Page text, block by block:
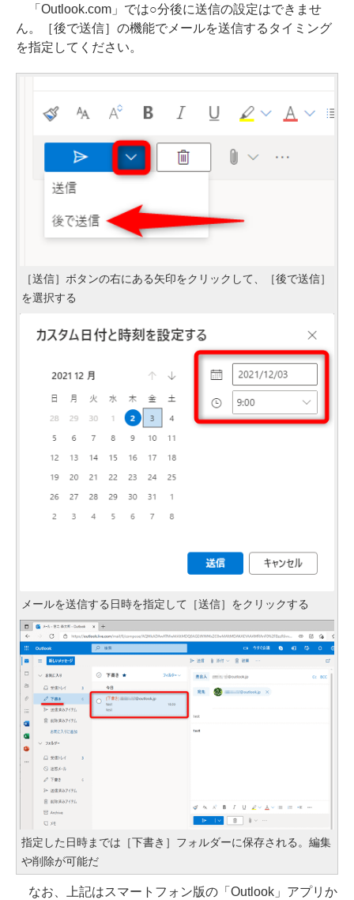
「Outlook.com」では○分後に送信の設定はできませ
ん。［後で送信］の機能でメールを送信するタイミング
を指定してください。
［送信］ボタンの右にある矢印をクリックして、［後で送信］
を選択する
メールを送信する日時を指定して［送信］をクリックする
指定した日時までは［下書き］フォルダーに保存される。編集
や削除が可能だ
なお、上記はスマートフォン版の「Outlook」アプリか